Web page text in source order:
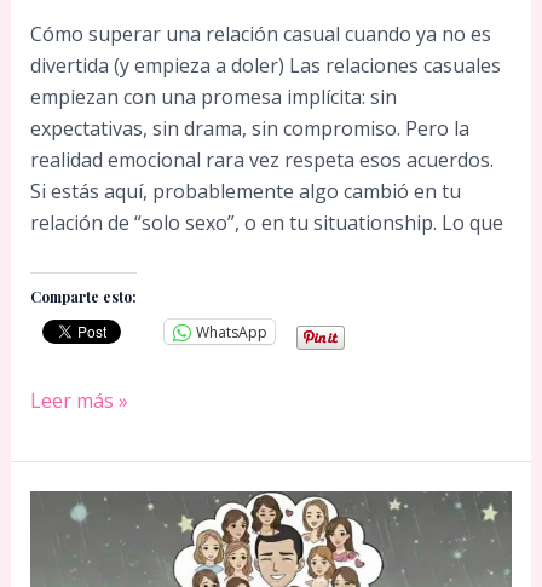
Cómo superar una relación casual cuando ya no es
divertida (y empieza a doler) Las relaciones casuales
empiezan con una promesa implícita: sin
expectativas, sin drama, sin compromiso. Pero la
realidad emocional rara vez respeta esos acuerdos.
Si estás aquí, probablemente algo cambió en tu
relación de “solo sexo”, o en tu situationship. Lo que
Comparte esto:
WhatsApp
Cómo
una
relación
casual
cuando
Leer más »